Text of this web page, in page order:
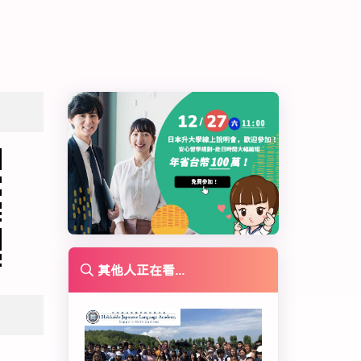
其他人正在看...